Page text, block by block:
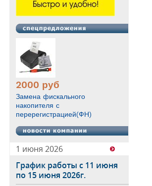
2000 руб
Замена фискального
накопителя с
перерегистрацией(ФН)
1 июня 2026
График работы с 11 июня
по 15 июня 2026г.